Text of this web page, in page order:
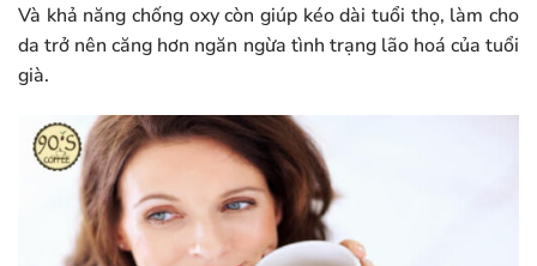
Và khả năng chống oxy còn giúp kéo dài tuổi thọ, làm cho
da trở nên căng hơn ngăn ngừa tình trạng lão hoá của tuổi
già.